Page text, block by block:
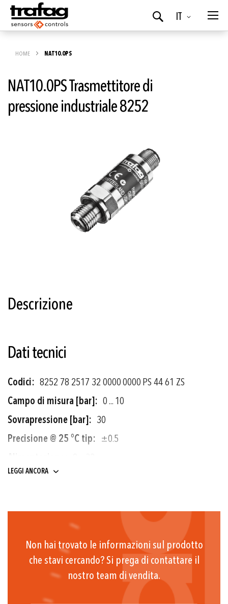
Lingua
IT
Ricerca
HOME NAT10.0PS
NAT10.0PS Trasmettitore di
pressione industriale 8252
galleria
di
Descrizione
Dati tecnici
Più
informazioni 8252 78 2517 32 0000 0000 PS 44 61 ZS
0 ... 10
30
±0.5
LEGGI ANCORA
Non hai trovato le informazioni sul prodotto
che stavi cercando? Si prega di contattare il
nostro team di vendita.